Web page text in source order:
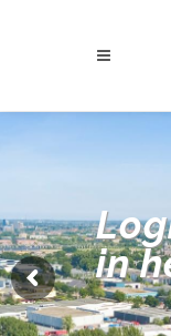
in